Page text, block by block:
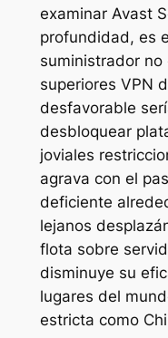
examinar Avast
profundidad, es
suministrador no
superiores VPN
desfavorable
desbloquear
joviales
agrava con el
deficiente
lejanos
flota sobre
disminuye su
lugares del
estricta como